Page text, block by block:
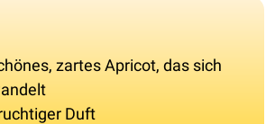
zartes Apricot, das sich
Duft